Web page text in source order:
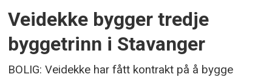
Veidekke bygger tredje
byggetrinn i Stavanger
BOLIG: Veidekke har fått kontrakt på å bygge